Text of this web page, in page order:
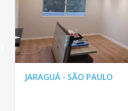
JARAGUÁ - SÃO PAULO